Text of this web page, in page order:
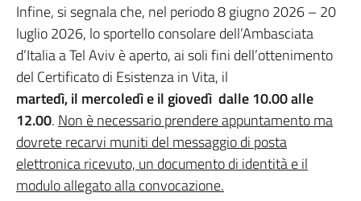
Infine, si segnala che, nel periodo 8 giugno 2026 – 20
luglio 2026, lo sportello consolare dell’Ambasciata
d’Italia a Tel Aviv è aperto, ai soli fini dell’ottenimento
del Certificato di Esistenza in Vita, il
martedì, il mercoledì e il giovedì dalle 10.00 alle
12.00. Non è necessario prendere appuntamento ma
dovrete recarvi muniti del messaggio di posta
elettronica ricevuto, un documento di identità e il
modulo allegato alla convocazione.